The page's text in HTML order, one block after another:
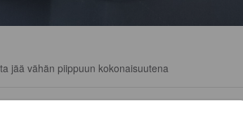
jää vähän piippuun kokonaisuutena